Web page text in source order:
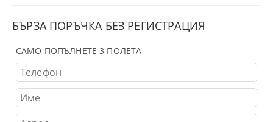
БЪРЗА ПОРЪЧКА БЕЗ РЕГИСТРАЦИЯ
САМО ПОПЪЛНЕТЕ 3 ПОЛЕТА